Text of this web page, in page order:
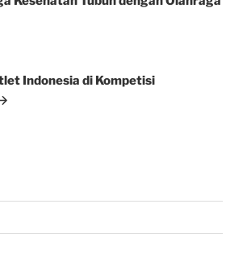
Indonesia di Kompetisi